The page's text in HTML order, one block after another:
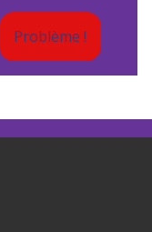
Problème !